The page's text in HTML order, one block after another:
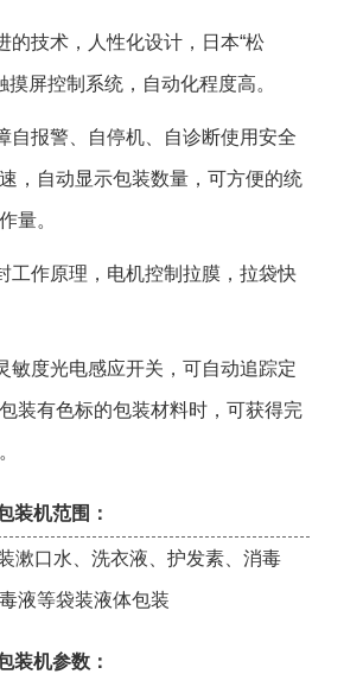
的技术，人性化设计，日本“松
摸屏控制系统，自动化程度高。
自报警、自停机、自诊断使用安全
，自动显示包装数量，可方便的统
量。
工作原理，电机控制拉膜，拉袋快
敏度光电感应开关，可自动追踪定
装有色标的包装材料时，可获得完
装机范围：
漱口水、洗衣液、护发素、消毒
液等袋装液体包装
装机参数：